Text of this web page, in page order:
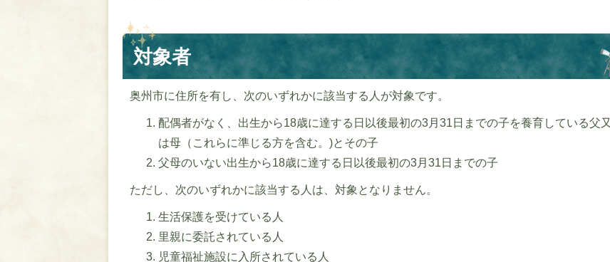
対象者
奥州市に住所を有し、次のいずれかに該当する人が対象です。
配偶者がなく、出生から18歳に達する日以後最初の3月31日までの子を養育している父又
は母（これらに準じる方を含む。)とその子
父母のいない出生から18歳に達する日以後最初の3月31日までの子
ただし、次のいずれかに該当する人は、対象となりません。
生活保護を受けている人
里親に委託されている人
児童福祉施設に入所されている人